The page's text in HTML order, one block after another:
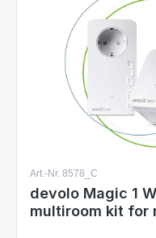
Art.-Nr. 8578_C
devolo Magic 1
multiroom kit for